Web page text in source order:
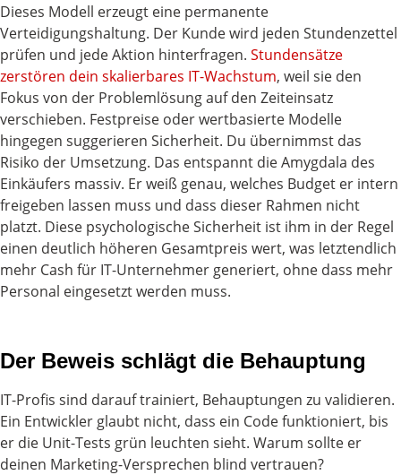
Dieses Modell erzeugt eine permanente
Verteidigungshaltung. Der Kunde wird jeden Stundenzettel
prüfen und jede Aktion hinterfragen. Stundensätze
zerstören dein skalierbares IT-Wachstum, weil sie den
Fokus von der Problemlösung auf den Zeiteinsatz
verschieben. Festpreise oder wertbasierte Modelle
hingegen suggerieren Sicherheit. Du übernimmst das
Risiko der Umsetzung. Das entspannt die Amygdala des
Einkäufers massiv. Er weiß genau, welches Budget er intern
freigeben lassen muss und dass dieser Rahmen nicht
platzt. Diese psychologische Sicherheit ist ihm in der Regel
einen deutlich höheren Gesamtpreis wert, was letztendlich
mehr Cash für IT-Unternehmer generiert, ohne dass mehr
Personal eingesetzt werden muss.
Der Beweis schlägt die Behauptung
IT-Profis sind darauf trainiert, Behauptungen zu validieren.
Ein Entwickler glaubt nicht, dass ein Code funktioniert, bis
er die Unit-Tests grün leuchten sieht. Warum sollte er
deinen Marketing-Versprechen blind vertrauen?